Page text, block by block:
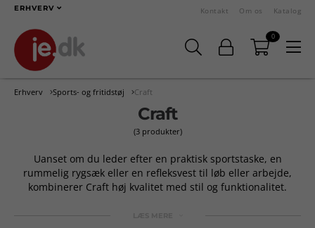
ERHVERV Kontakt Om os Katalog
0
Erhverv Sports- og fritidstøj Craft
Craft
(3 produkter)
Uanset om du leder efter en praktisk sportstaske, en
rummelig rygsæk eller en refleksvest til løb eller arbejde,
kombinerer Craft høj kvalitet med stil og funktionalitet.